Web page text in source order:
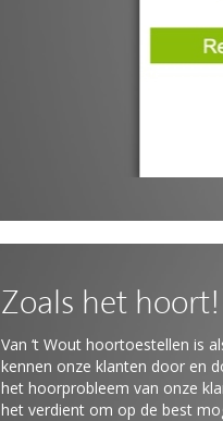
Zoals het hoort!
Van ‘t Wout hoortoestellen is
kennen onze klanten door en
het hoorprobleem van onze
het verdient om op de best